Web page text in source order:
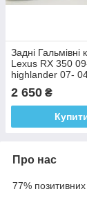
Задні Гальмівні
Lexus RX 350
highlander 07-
2 650 ₴
Про нас
77% позитивних